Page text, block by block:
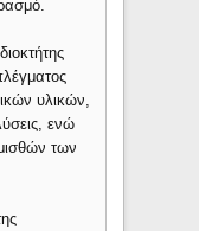
υλικών,
ενώ
των